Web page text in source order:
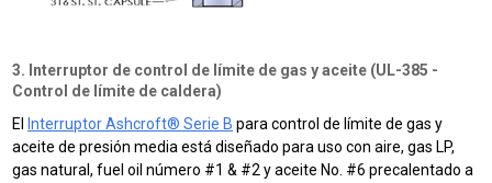
3. Interruptor de control de límite de gas y aceite (UL-385 -
Control de límite de caldera)
El
Interruptor Ashcroft® Serie B para control de límite de gas y
aceite de presión media está diseñado para uso con aire, gas LP,
gas natural, fuel oil número #1 & #2 y aceite No. #6 precalentado a